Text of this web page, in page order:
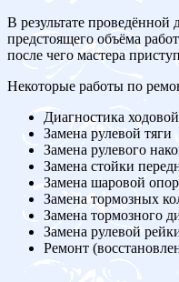
В результате проведённой
предстоящего объёма
после чего мастера
Некоторые работы по
Диагностика
Замена рулевой тяги
Замена рулевого
Замена стойки
Замена шаровой
Замена тормозных
Замена тормозного
Замена рулевой
Ремонт